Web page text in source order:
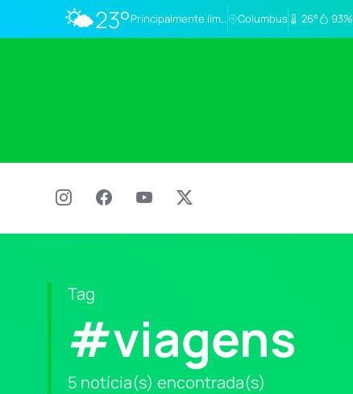
🌤️23° Principalmente limpo Columbus 26° 93%
Tag
#viagens
5 notícia(s) encontrada(s)